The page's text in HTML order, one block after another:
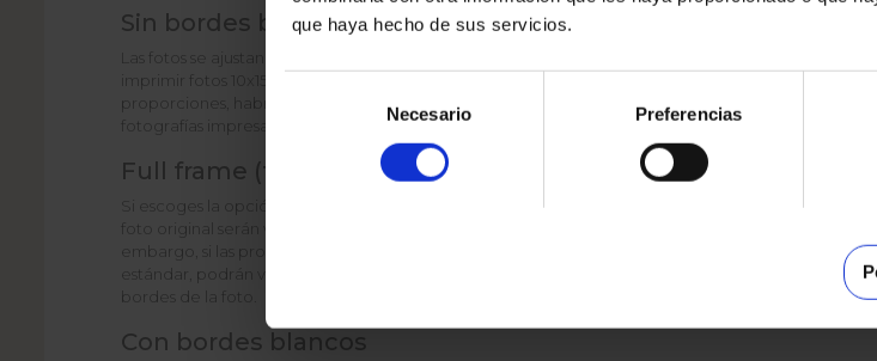
que haya hecho de sus servicios.
consentimiento
Necesario Preferencias
Sin bordes blancos
Las fotos se ajustan al formato estándar 2:3, perfecto para
imprimir fotos 10x15. Si el archivo original tiene otras
proporciones, habrá áreas que no serán visibles en las
fotografías impresas.
Full frame (foto completa)
Si escoges la opción full frame, todos los elementos de la
foto original serán visibles en la versión revelada. Sin
embargo, si las proporciones de la foto original no son
estándar, podrán verse estrechas líneas blancas en los
bordes de la foto.
Con bordes blancos